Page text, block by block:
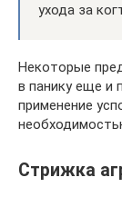
ухода за
Некоторые
в панику еще и
применение
Стрижка